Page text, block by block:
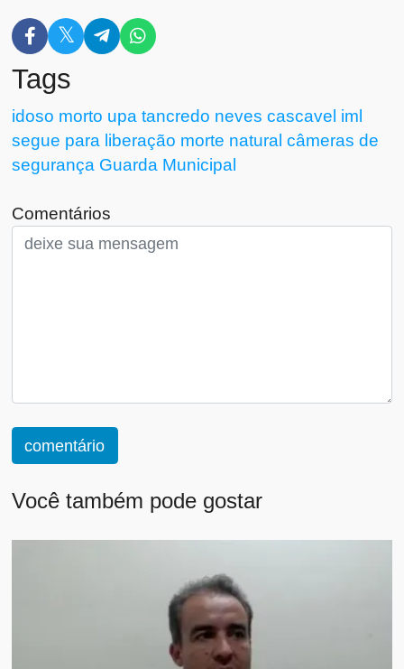
Tags
idoso morto upa tancredo neves cascavel iml
segue para liberação morte natural câmeras de
segurança Guarda Municipal
Comentários
comentário
Você também pode gostar